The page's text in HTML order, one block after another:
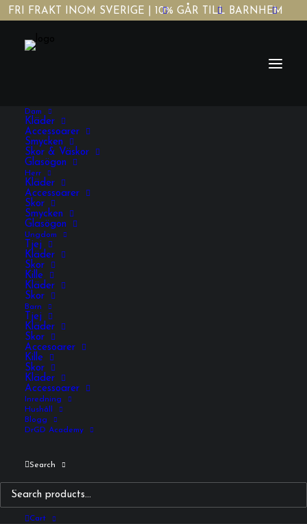
FRI FRAKT INOM SVERIGE | 10% GÅR TILL BARNHEM
Dam
Kläder
Accessoarer
Smycken
Skor & Väskor
Glasögon
Herr
Kläder
Accessoarer
Skor
Smycken
Glasögon
Ungdom
Tjej
Kläder
Skor
Kille
Kläder
Skor
Barn
Tjej
Kläder
Skor
Accesoarer
Kille
Skor
Kläder
Accessoarer
Inredning
Hushåll
Blogg
DrGD Academy
Search
Cart
Afrkansk mode herr